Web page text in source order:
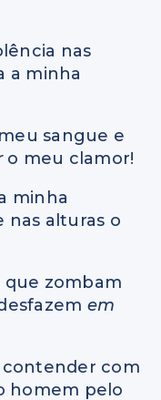
nas
a minha
sangue e
o meu clamor!
minha
nas alturas o
que zombam
em
contender com
homem pelo